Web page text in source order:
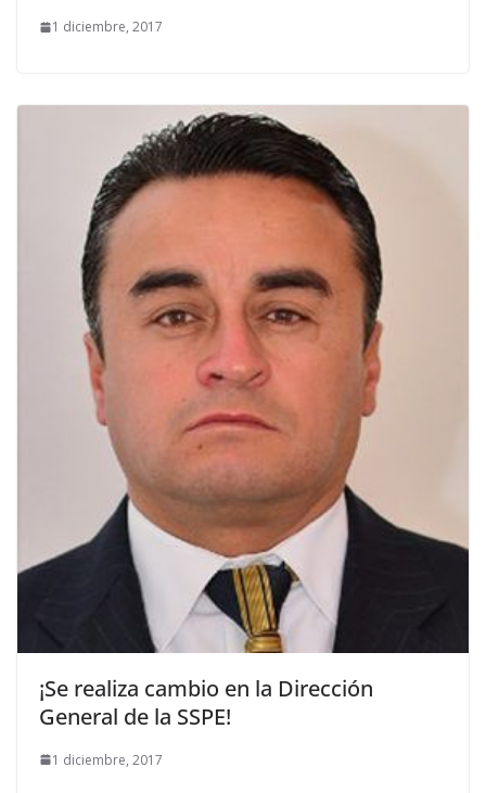
1 diciembre, 2017
¡Se realiza cambio en la Dirección
General de la SSPE!
1 diciembre, 2017